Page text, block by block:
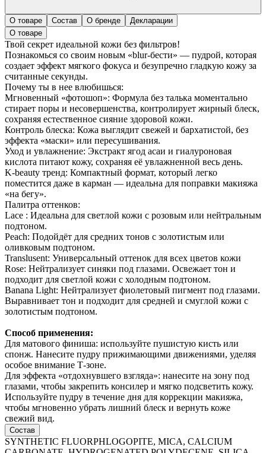
О товаре Состав О бренде
Декларации
О товаре
Твой секрет идеальной кожи без фильтров!
Познакомься со своим новым «blur-бести» — пудрой, которая
создает эффект мягкого фокуса и безупречно гладкую кожу за
считанные секунды.
Почему ты в нее влюбишься:
Мгновенный «фотошоп»: Формула без талька моментально
стирает поры и несовершенства, контролирует жирный блеск,
сохраняя естественное сияние здоровой кожи.
Контроль блеска: Кожа выглядит свежей и бархатистой, без
эффекта «маски» или пересушивания.
Уход и увлажнение: Экстракт ягод асаи и гиалуроновая
кислота питают кожу, сохраняя её увлажненной весь день.
K-beauty тренд: Компактный формат, который легко
поместится даже в карман — идеальна для поправки макияжа
«на бегу».
Палитра оттенков:
Lace : Идеальна для светлой кожи с розовым или нейтральным
подтоном.
Peach: Подойдёт для средних тонов с золотистым или
оливковым подтоном.
Translusent: Универсальный оттенок для всех цветов кожи
Rose: Нейтрализует синяки под глазами. Освежает тон и
подходит для светлой кожи с холодным подтоном.
Banana Light: Нейтрализует фиолетовый пигмент под глазами.
Выравнивает тон и подходит для средней и смуглой кожи с
золотистым подтоном.
Способ применения:
Для матового финиша: используйте пушистую кисть или
спонж. Нанесите пудру прижимающими движениями, уделяя
особое внимание Т-зоне.
Для эффекта «отдохнувшего взгляда»: нанесите на зону под
глазами, чтобы закрепить консилер и мягко подсветить кожу.
Используйте пудру в течение дня для коррекции макияжа,
чтобы мгновенно убрать лишний блеск и вернуть коже
свежий вид.
Состав
SYNTHETIC FLUORPHLOGOPITE, MICA, CALCIUM